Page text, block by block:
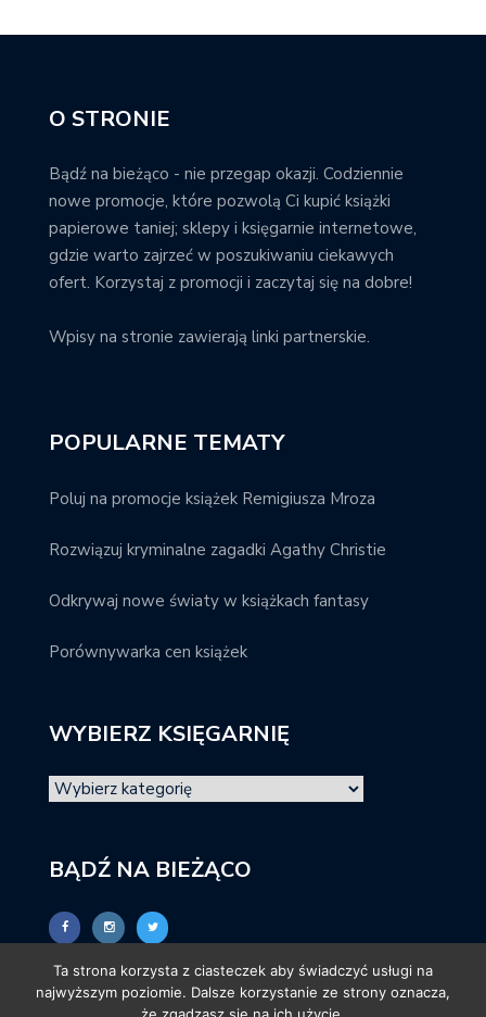
O STRONIE
Bądź na bieżąco - nie przegap okazji. Codziennie
nowe promocje, które pozwolą Ci kupić książki
papierowe taniej; sklepy i księgarnie internetowe,
gdzie warto zajrzeć w poszukiwaniu ciekawych
ofert. Korzystaj z promocji i zaczytaj się na dobre!
Wpisy na stronie zawierają linki partnerskie.
POPULARNE TEMATY
Poluj na promocje książek Remigiusza Mroza
Rozwiązuj kryminalne zagadki Agathy Christie
Odkrywaj nowe światy w książkach fantasy
Porównywarka cen książek
WYBIERZ KSIĘGARNIĘ
BĄDŹ NA BIEŻĄCO
Ta strona korzysta z ciasteczek aby świadczyć usługi na
najwyższym poziomie. Dalsze korzystanie ze strony oznacza,